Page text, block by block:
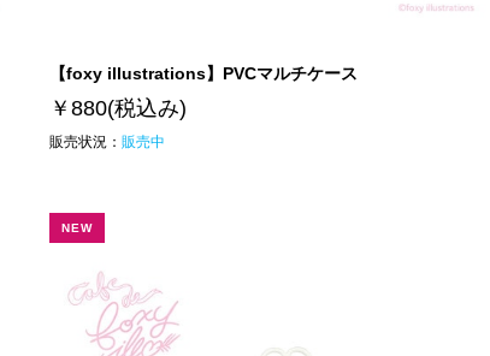
【foxy illustrations】PVCマルチケース
￥880(税込み)
販売状況： 販売中
NEW